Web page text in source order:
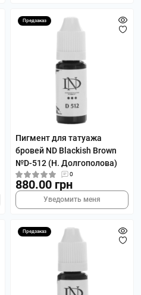
Предзаказ
Пигмент для татуажа
бровей ND Blackish Brown
№D-512 (Н. Долгополова)
0
880.00 грн
Уведомить меня
Предзаказ